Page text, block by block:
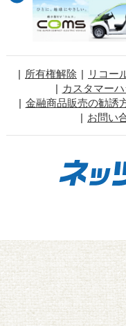
所有権解除 リコー
カスタマー
金融商品販売の勧誘
お問い